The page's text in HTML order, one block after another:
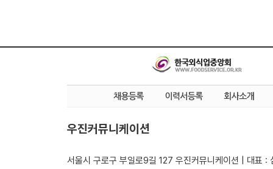
우진커뮤니케이션
서울시 구로구 부일로9길 127 우진커뮤니케이션 | 대표 :